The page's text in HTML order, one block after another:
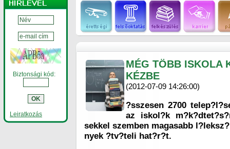
Biztonsági kód:
Leiratkozás
MÉG TÖBB ISKOLA
KÉZBE
(2012-07-09 14:26:00)
?sszesen 2700
az iskol?k
sekkel szemben magasabb
nyek ?tv?teli hat?r?t.